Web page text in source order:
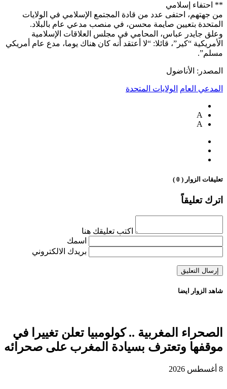
** احتفاء إسلامي
من جهتهم، احتفى عدد من قادة المجتمع الإسلامي في الولايات
المتحدة بتعيين صايمة محسن، في منصب مدعي عام بالبلاد.
وعلق جايدر عباس، المحامي في مجلس العلاقات الإسلامية
الأمريكية “كير”، قائلا: “لا أعتقد أنه كان هناك يوما، مدع عام أمريكي
مسلم”.
المصدر: الأناضول
المدعي العام الولايات المتحدة
A
A
تعليقات الزوار ( 0 )
اترك تعليقاً
اكتب تعليقك هنا
اسمك
بريدك الالكتروني
شاهد الزوار ايضا
الصحراء المغربية .. كولومبيا تعلن تغييرا في
موقفها وتعترف بسيادة المغرب على صحرائه
8 أغسطس 2026